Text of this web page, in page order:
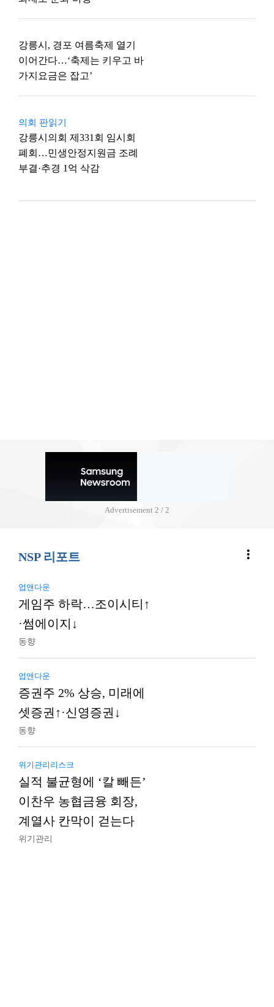
강릉시, 경포 여름축제 열기
이어간다…‘축제는 키우고 바
가지요금은 잡고’
의회 판읽기
강릉시의회 제331회 임시회
폐회…민생안정지원금 조례
부결·추경 1억 삭감
Advertisement 2 / 2
NSP 리포트 more_vert
업앤다운
게임주 하락…조이시티↑
·썸에이지↓
동향
업앤다운
증권주 2% 상승, 미래에
셋증권↑·신영증권↓
동향
위기관리리스크
실적 불균형에 ‘칼 빼든’
이찬우 농협금융 회장,
계열사 칸막이 걷는다
위기관리